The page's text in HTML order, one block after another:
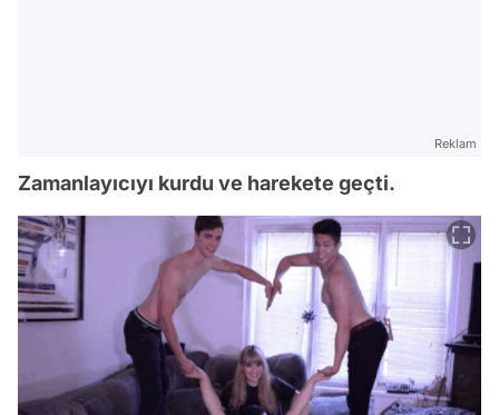
Reklam
Zamanlayıcıyı kurdu ve harekete geçti.